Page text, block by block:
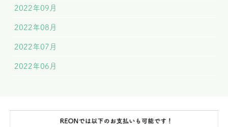
2022年09月
2022年08月
2022年07月
2022年06月